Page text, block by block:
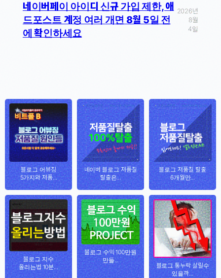
네이버페이 아이디 신규 가입 제한, 애
드포스트 계정 여러 개면 8월 5일 전
에 확인하세요
2026년
8월
4일
블로그 어뷰징
5가지와 저품...
네이버 블로그 저품질
탈출은...
블로그 저품질 탈출
6개월만...
블로그 지수
올리는법 10분...
블로그 수익 100만원
만들...
블로그 통누락 살릴수
있을까...